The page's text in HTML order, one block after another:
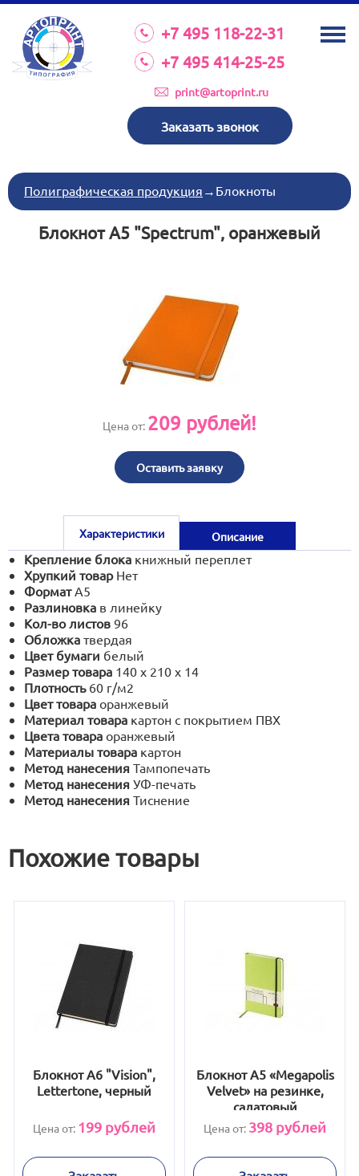
+7 495 118-22-31
+7 495 414-25-25
print@artoprint.ru
Заказать звонок
О КОМПАНИИ
УСЛУГИ
КАТАЛОГ
ТРЕБОВАНИЯ К МАКЕТАМ
НОВОСТИ
ИНВЕСТИЦИИ
КОНТАКТЫ
пн-пт 8:30 17:00
print@artoprint.ru
Полиграфическая продукция → Блокноты
Блокнот А5 "Spectrum", оранжевый
Цена от: 209 рублей!
Оставить заявку
Характеристики Описание
Крепление блока книжный переплет
Хрупкий товар Нет
Формат А5
Разлиновка в линейку
Кол-во листов 96
Обложка твердая
Цвет бумаги белый
Размер товара 140 х 210 х 14
Плотность 60 г/м2
Цвет товара оранжевый
Материал товара картон с покрытием ПВХ
Цвета товара оранжевый
Материалы товара картон
Метод нанесения Тампопечать
Метод нанесения УФ-печать
Метод нанесения Тиснение
Похожие товары
Блокнот А6 "Vision",
Lettertone, черный
Цена от: 199рублей
Блокнот А5 «Megapolis
Velvet» на резинке,
салатовый
Цена от: 398 рублей